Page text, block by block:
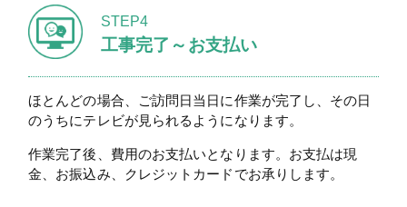
工事完了～お支払い
STEP4
ほとんどの場合、ご訪問日当日に作業が完了し、その日
のうちにテレビが見られるようになります。
作業完了後、費用のお支払いとなります。お支払は現
金、お振込み、クレジットカードでお承りします。